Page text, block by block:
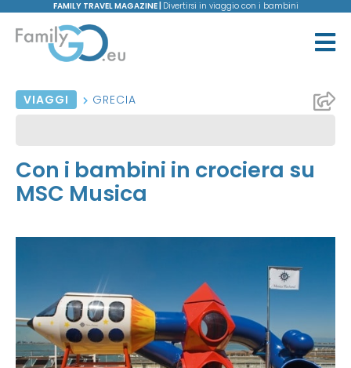
FAMILY TRAVEL MAGAZINE | Divertirsi in viaggio con i bambini
VIAGGI GRECIA
Con i bambini in crociera su
MSC Musica